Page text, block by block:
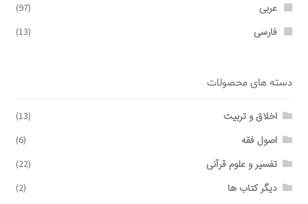
عربی (97)
فارسی (13)
دسته های محصولات
اخلاق و تربیت (13)
اصول فقه (6)
تفسیر و علوم قرآنی (22)
دیگر کتاب ها (2)